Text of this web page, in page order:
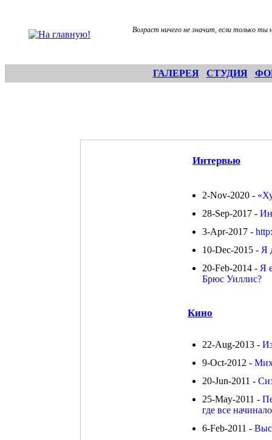
Возраст ничего не значит, если только ты
ГАЛЕРЕЯ СТУДИЯ
Интервью
2-Nov-2020 -
28-Sep-2017 -
3-Apr-2017 -
10-Dec-2015 - Я
20-Feb-2014 - Я
Брюс Уиллис?
Кино
22-Aug-2013 -
9-Oct-2012 -
20-Jun-2011 -
25-May-2011 -
где все
6-Feb-2011 -